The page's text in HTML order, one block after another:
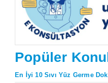
Popüler
En İyi 10 Sıvı Yüz Germe